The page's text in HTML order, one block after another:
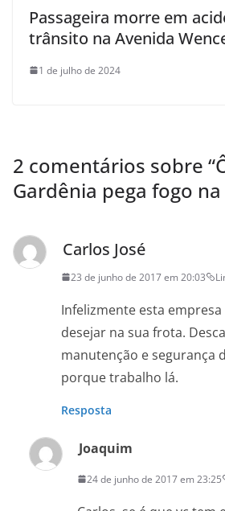
Passageira morre em
trânsito na Avenida
1 de julho de 2024
2 comentários sobre “
Gardênia pega fogo na
Carlos José
23 de junho de 2017 em 20:03
Infelizmente esta
desejar na sua frota.
manutenção e segurança
porque​ trabalho lá.
Resposta
Joaquim
24 de junho de 2017 em 23:25